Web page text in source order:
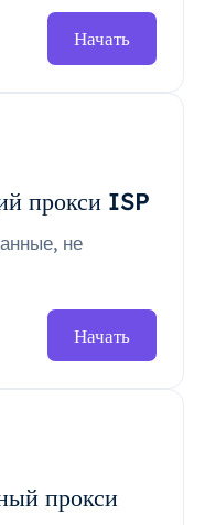
Начать
прокси ISP
не
Начать
прокси